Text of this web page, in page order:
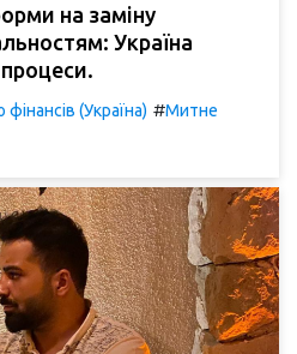
на заміну
Україна
фінансів (Україна) #Митне